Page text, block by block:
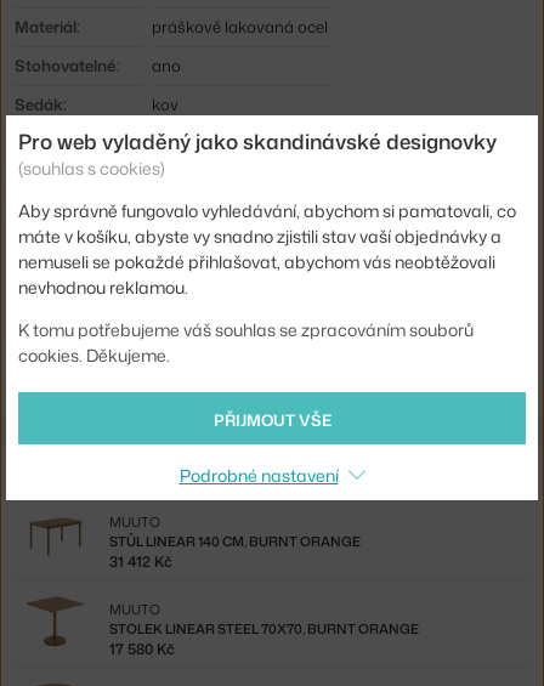
Materiál:
práškově lakovaná ocel
Stohovatelné:
ano
Sedák:
kov
Podnož:
kov
Typ:
Jídelní židle
Kód produktu
MUU-LSTARM03
EAN
5713294764309
Ste zo Slovenska? Prejdite na Linear Steel Armchair, burnt orange
Shopping from the EU? Switch toLinear Steel Armchair, burnt
orange
Související produkty
STŮL LINEAR 140 CM, BURNT ORANGE
MUUTO
31 412 Kč
STOLEK LINEAR STEEL 70X70, BURNT ORANGE
MUUTO
17 580 Kč
Pro web vyladěný jako skandinávské designovky
(souhlas s cookies)
Aby správně fungovalo vyhledávání, abychom si pamatovali, co
máte v košíku, abyste vy snadno zjistili stav vaší objednávky a
nemuseli se pokaždé přihlašovat, abychom vás neobtěžovali
nevhodnou reklamou.
K tomu potřebujeme váš souhlas se zpracováním souborů
cookies. Děkujeme.
PŘIJMOUT VŠE
Podrobné nastavení